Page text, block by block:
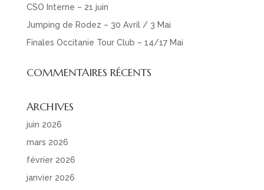
CSO Interne – 21 juin
Jumping de Rodez – 30 Avril / 3 Mai
Finales Occitanie Tour Club – 14/17 Mai
COMMENTAIRES RÉCENTS
ARCHIVES
juin 2026
mars 2026
février 2026
janvier 2026